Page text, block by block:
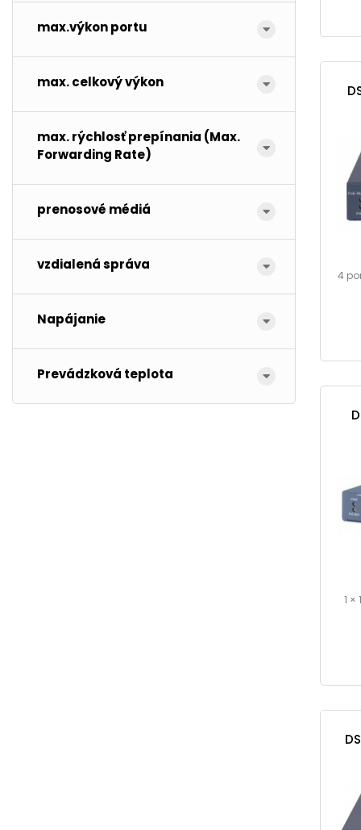
max.výkon portu
max. celkový výkon
max. rýchlosť prepínania (Max.
Forwarding Rate)
prenosové médiá
vzdialená správa
Napájanie
Prevádzková teplota
4
1 ×